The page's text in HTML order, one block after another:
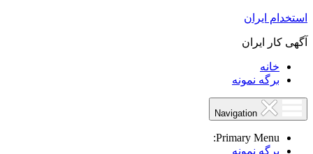
استخدام ایران
آگهی کار ایران
خانه
برگه نمونه
Primary Menu:
برگه نمونه